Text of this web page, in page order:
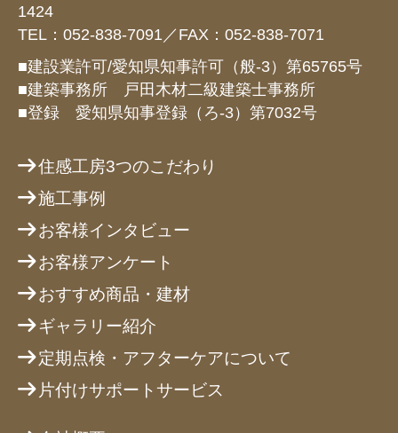
1424
TEL：052-838-7091／FAX：052-838-7071
■建設業許可/愛知県知事許可（般-3）第65765号
■建築事務所 戸田木材二級建築士事務所
■登録 愛知県知事登録（ろ-3）第7032号
住感工房3つのこだわり
施工事例
お客様インタビュー
お客様アンケート
おすすめ商品・建材
ギャラリー紹介
定期点検・アフターケアについて
片付けサポートサービス